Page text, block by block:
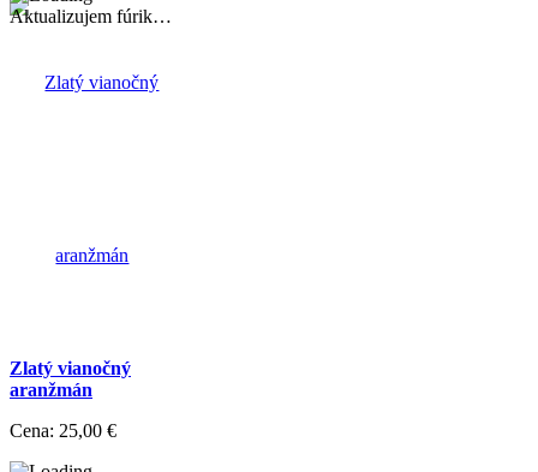
Aktualizujem fúrik…
Zlatý vianočný
aranžmán
Cena: 25,00 €